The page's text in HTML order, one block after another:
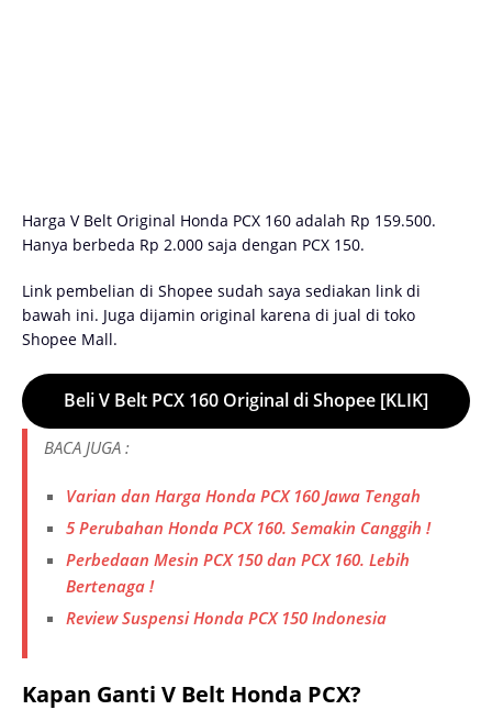
Harga V Belt Original Honda PCX 160 adalah Rp 159.500.
Hanya berbeda Rp 2.000 saja dengan PCX 150.
Link pembelian di Shopee sudah saya sediakan link di
bawah ini. Juga dijamin original karena di jual di toko
Shopee Mall.
Beli V Belt PCX 160 Original di Shopee [KLIK]
BACA JUGA :
Varian dan Harga Honda PCX 160 Jawa Tengah
5 Perubahan Honda PCX 160. Semakin Canggih !
Perbedaan Mesin PCX 150 dan PCX 160. Lebih
Bertenaga !
Review Suspensi Honda PCX 150 Indonesia
Kapan Ganti V Belt Honda PCX?